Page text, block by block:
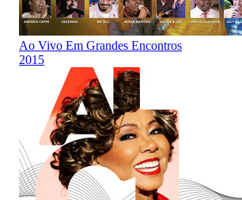
Ao Vivo Em Grandes Encontros
2015